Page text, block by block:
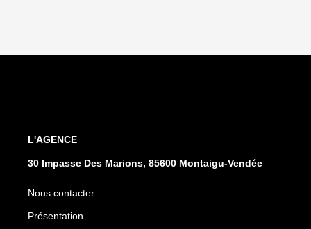
L'AGENCE
30 Impasse Des Marions, 85600 Montaigu-Vendée
Nous contacter
Présentation